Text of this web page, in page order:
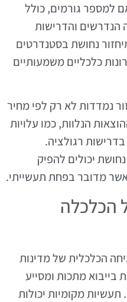
למספר גורמים, כולל
הנדרשים והדרישות
נחושת בסטנדרטים
כלכליים משמעותיים
נמדדות לא רק לפי מחיר
הנלוות, כמו עלויות
רגולציה.
יכולים להפיק
מדובר בפחת תעשייתי.
הכלכלה
הכלכלית של מדינות
מתכות ומסייע
מקומיות יכולות